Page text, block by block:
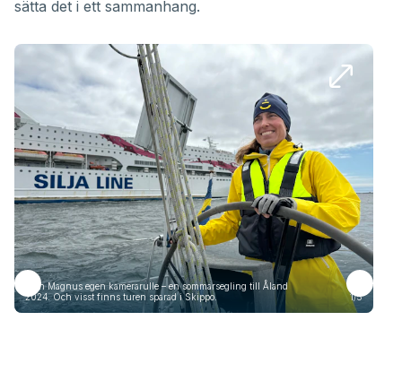
sätta det i ett sammanhang.
Från Magnus egen kamerarulle – en sommarsegling till Åland
2024. Och visst finns turen sparad i Skippo.
1/5